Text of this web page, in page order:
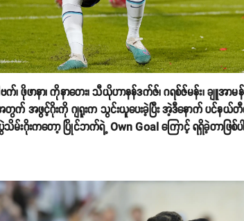
က်၊ ဖိုဖာနာ၊ ကိုနာတေး၊ သီယိုဟာနန်ဒက်ဇ်၊ ဂရစ်ဇ်မန်း၊ ချူအာမန်
တွက် အဖွင့်ဂိုးကို ဂျရူးက သွင်းယူပေးခဲ့ပြီး အဲ့ဒီနောက် ပင်န
မ်းဂိုးကတော့ ပြိုင်ဘက်ရဲ့ Own Goal ကြောင့် ရရှိခဲ့တာဖြစ်